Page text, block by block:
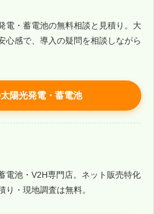
電・蓄電池の無料相談と見積り。大
心感で、導入の疑問を相談しながら
陽光発電・蓄電池
電池・V2H専門店。ネット販売特化
り・現地調査は無料。